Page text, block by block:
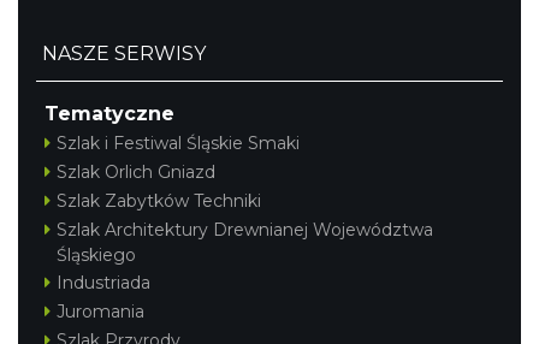
NASZE SERWISY
Tematyczne
Szlak i Festiwal Śląskie Smaki
Szlak Orlich Gniazd
Szlak Zabytków Techniki
Szlak Architektury Drewnianej Województwa
Śląskiego
Industriada
Juromania